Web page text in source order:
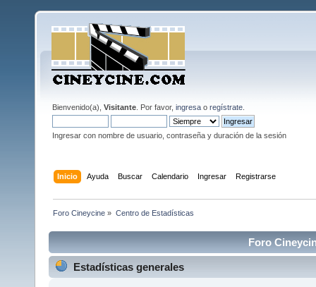
Bienvenido(a), Visitante . Por favor, ingresa o regístrate
Ingresar con nombre de usuario, contraseña y duración de la sesión
Inicio Ayuda Buscar Calendario Ingresar Registrarse
Foro Cineycine » Centro de Estadísticas
Foro
Estadísticas generales